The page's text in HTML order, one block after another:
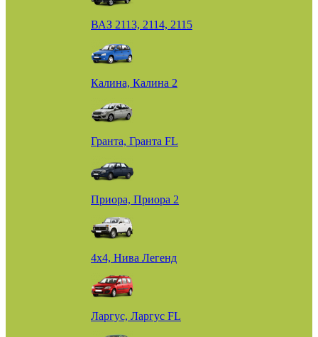
ВАЗ 2113, 2114, 2115
Калина, Калина 2
Гранта, Гранта FL
Приора, Приора 2
4х4, Нива Легенд
Ларгус, Ларгус FL